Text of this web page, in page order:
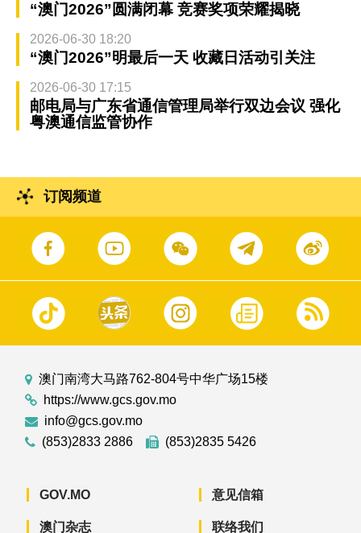
“澳门2026”圆满闭幕 竞赛奖项荣耀揭晓
2026-06-30 18:20
“澳门2026”明最后一天 收藏日活动引关注
2026-06-30 17:15
邮电局与广东省通信管理局举行双边会议 强化
粤澳通信监管协作
订阅频道
澳门南湾大马路762-804号中华广场15楼
https://www.gcs.gov.mo
info@gcs.gov.mo
(853)2833 2886
(853)2835 5426
GOV.MO
澳门杂志
意见信箱
联络我们